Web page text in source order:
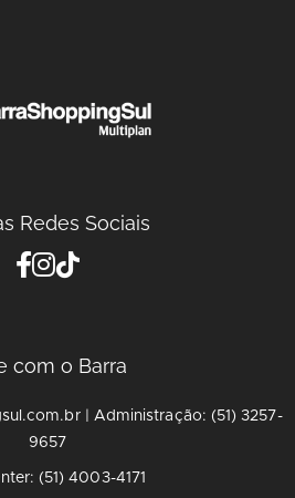
Redes Sociais
com o Barra
| Administração: (51) 3257-
9657
(51) 4003-4171